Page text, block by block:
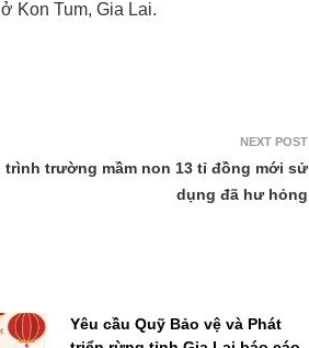
Kon Tum, Gia Lai.
NEXT POST
trình trường mầm non 13 tỉ đồng mới sử
dụng đã hư hỏng
Yêu cầu Quỹ Bảo vệ và Phát